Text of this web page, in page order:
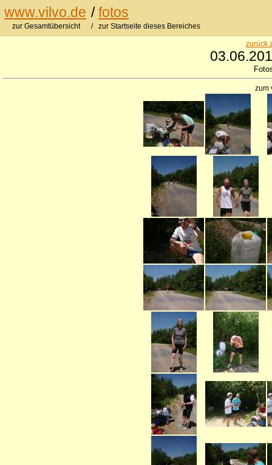
www.vilvo.de /fotos
zur Gesamtübersicht / zur Startseite dieses Bereiches
zurück
zum